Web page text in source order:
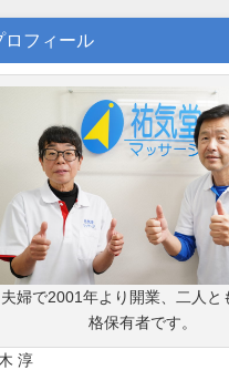
年8月11日
ロフィール
夫婦で2001年より開業、二人と
格保有者です。
淳